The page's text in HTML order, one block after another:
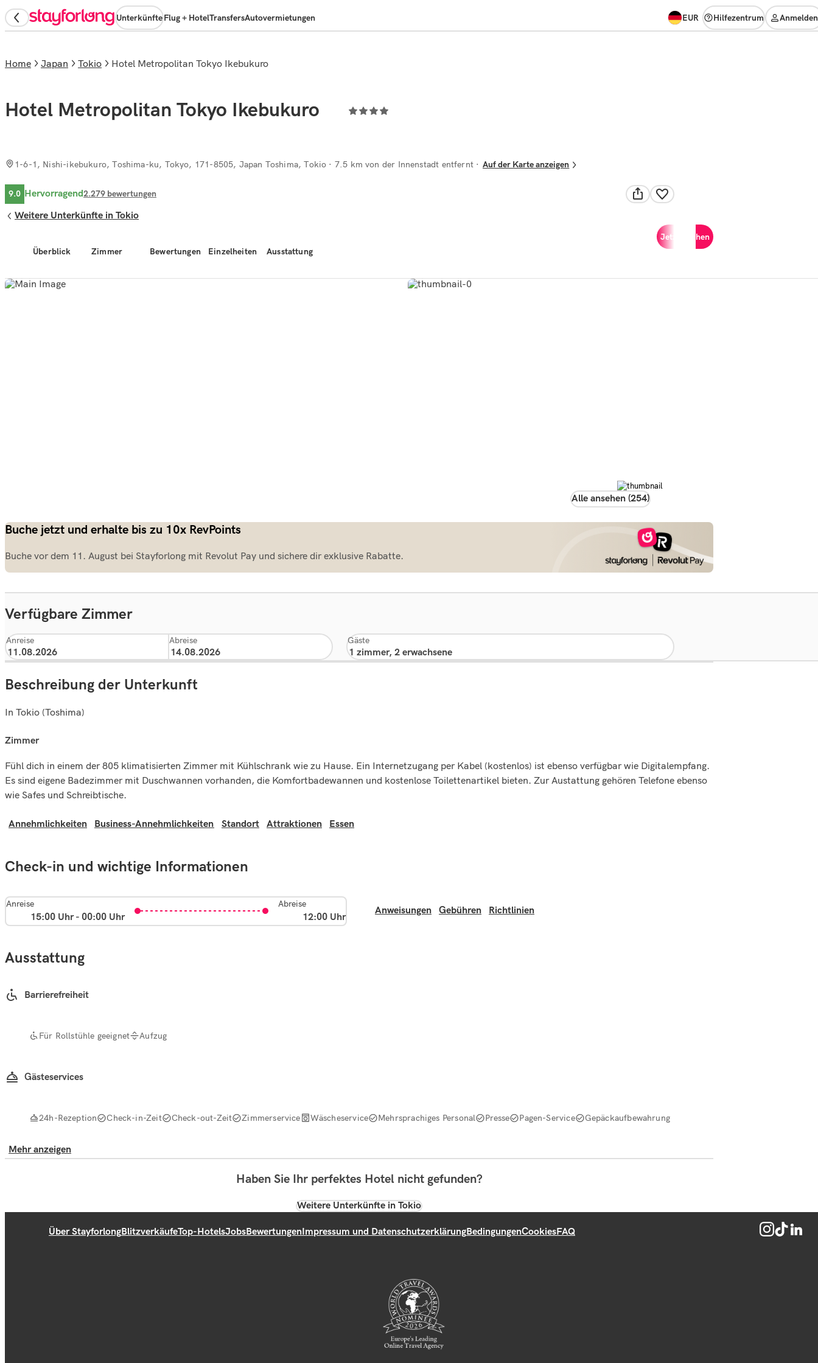
UnterkünfteFlug + HotelTransfersAutovermietungen EUR Hilfezentrum Anmelden
Alle ansehen (254)
Überblick Zimmer Bewertungen Einzelheiten Ausstattung
Jetzt buchen
Home Japan Tokio Hotel Metropolitan Tokyo Ikebukuro
Hotel Metropolitan Tokyo Ikebukuro
1-6-1, Nishi-ikebukuro, Toshima-ku, Tokyo, 171-8505, Japan Toshima, Tokio · 7.5 km von der Innenstadt entfernt Auf der Karte anzeigen
9.0 Hervorragend2.279 bewertungen
Weitere Unterkünfte in Tokio
Buche jetzt und erhalte bis zu 10x RevPoints
Buche vor dem 11. August bei Stayforlong mit Revolut Pay und sichere dir exklusive Rabatte.
Verfügbare Zimmer
Anreise Abreise Gäste
Beschreibung der Unterkunft
In Tokio (Toshima)
zimmer
Fühl dich in einem der 805 klimatisierten Zimmer mit Kühlschrank wie zu Hause. Ein Internetzugang per Kabel (kostenlos) ist ebenso verfügbar wie Digitalempfang.
Es sind eigene Badezimmer mit Duschwannen vorhanden, die Komfortbadewannen und kostenlose Toilettenartikel bieten. Zur Austattung gehören Telefone ebenso
wie Safes und Schreibtische.
Annehmlichkeiten Business-Annehmlichkeiten Standort Attraktionen Essen
Check-in und wichtige Informationen
Anreise
15:00 Uhr - 00:00 Uhr
Abreise
12:00 Uhr
Anweisungen Gebühren Richtlinien
Ausstattung
Barrierefreiheit
Für Rollstühle geeignet Aufzug
Gästeservices
24h-Rezeption Check-in-Zeit Check-out-Zeit Zimmerservice Wäscheservice Mehrsprachiges Personal Presse Pagen-Service Gepäckaufbewahrung
Mehr anzeigen
Haben Sie Ihr perfektes Hotel nicht gefunden?
Weitere Unterkünfte in Tokio
Über StayforlongBlitzverkäufeTop-HotelsJobsBewertungenImpressum und DatenschutzerklärungBedingungenCookiesFAQ